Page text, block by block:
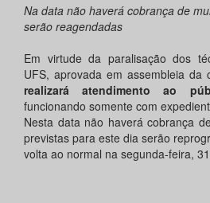
Na data não haverá cobrança de
serão reagendadas
Em virtude da paralisação dos
UFS, aprovada em assembleia da
realizará atendimento ao
funcionando somente com
Nesta data não haverá cobrança
previstas para este dia serão
volta ao normal na segunda-feira,